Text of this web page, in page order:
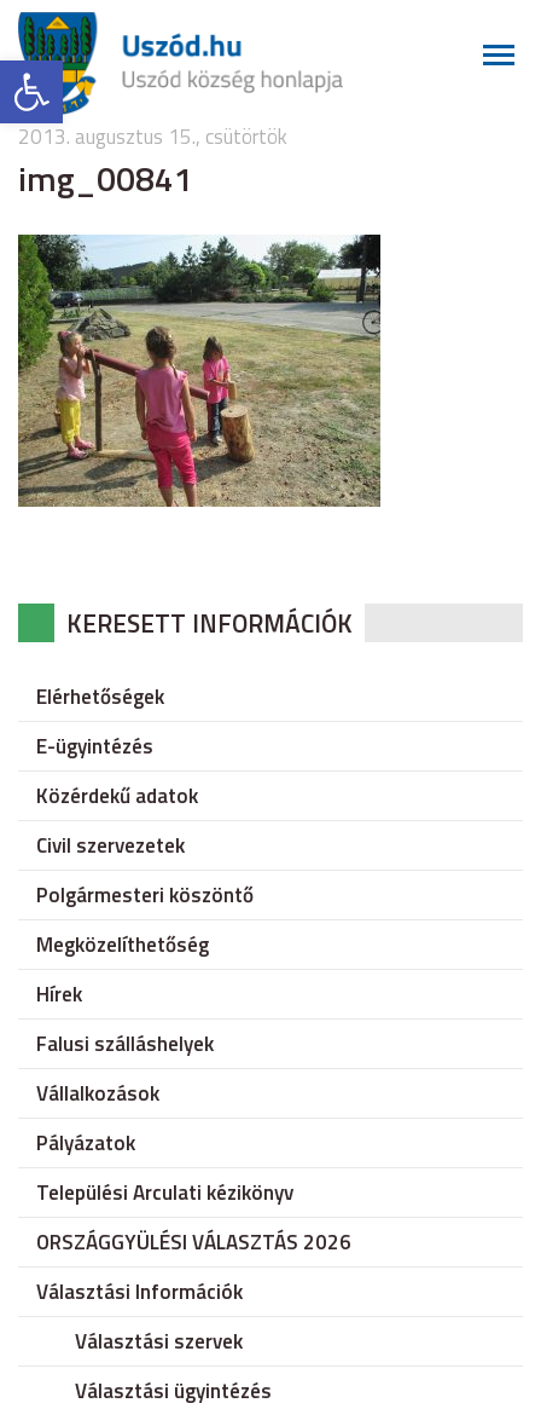
Eszköztár megnyitása
2013. augusztus 15., csütörtök
img_00841
KERESETT INFORMÁCIÓK
Elérhetőségek
E-ügyintézés
Közérdekű adatok
Civil szervezetek
Polgármesteri köszöntő
Megközelíthetőség
Hírek
Falusi szálláshelyek
Vállalkozások
Pályázatok
Települési Arculati kézikönyv
ORSZÁGGYÜLÉSI VÁLASZTÁS 2026
Választási Információk
Választási szervek
Választási ügyintézés